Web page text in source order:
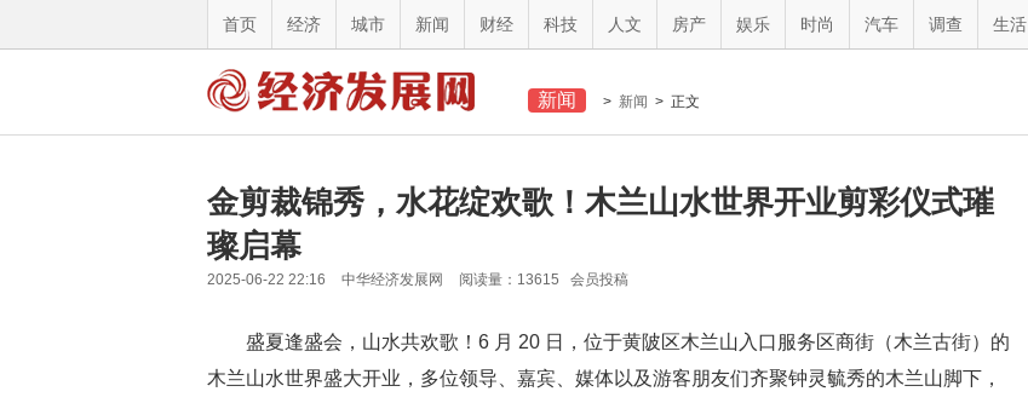
首页 经济 城市 新闻 财经 科技 人文 房产 娱乐 时尚 汽车 调查 生活
新闻 > 新闻 > 正文
金剪裁锦秀，水花绽欢歌！木兰山水世界开业剪彩仪式璀
璨启幕
2025-06-22 22:16 中华经济发展网 阅读量：13615 会员投稿
盛夏逢盛会，山水共欢歌！6 月 20 日，位于黄陂区木兰山入口服务区商街（木兰古街）的
木兰山水世界盛大开业，多位领导、嘉宾、媒体以及游客朋友们齐聚钟灵毓秀的木兰山脚下，